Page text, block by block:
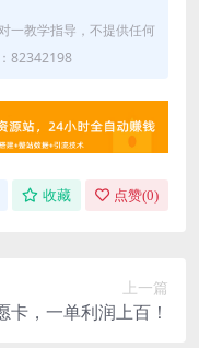
一教学指导，不提供任何
82342198
收藏 点赞(0)
上一篇
卡，一单利润上百！